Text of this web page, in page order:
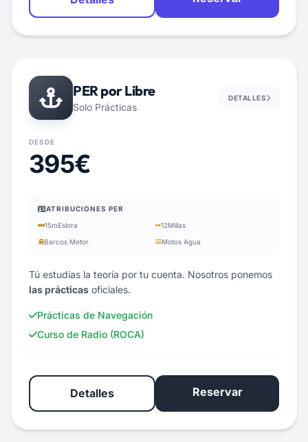
PER por Libre
Solo Prácticas
DETALLES
DESDE
395€
ATRIBUCIONES PER
15mEslora 12Millas
Barcos Motor
Motos Agua
Tú estudias la teoría por tu cuenta. Nosotros ponemos
las prácticas oficiales.
Prácticas de Navegación
Curso de Radio (ROCA)
Detalles Reservar